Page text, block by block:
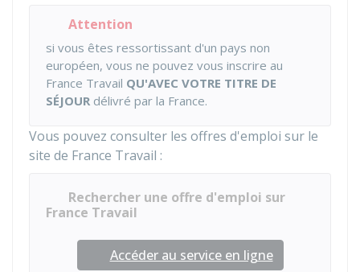
Attention
si vous êtes ressortissant d'un pays non
européen, vous ne pouvez vous inscrire au
France Travail QU'AVEC VOTRE TITRE DE
SÉJOUR délivré par la France.
Vous pouvez consulter les offres d'emploi sur le
site de France Travail :
Rechercher une offre d'emploi sur
France Travail
Accéder au service en ligne